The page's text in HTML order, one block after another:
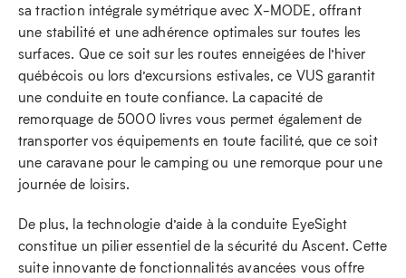
sa traction intégrale symétrique avec X-MODE, offrant
une stabilité et une adhérence optimales sur toutes les
surfaces. Que ce soit sur les routes enneigées de l’hiver
québécois ou lors d’excursions estivales, ce VUS garantit
une conduite en toute confiance. La capacité de
remorquage de 5000 livres vous permet également de
transporter vos équipements en toute facilité, que ce soit
une caravane pour le camping ou une remorque pour une
journée de loisirs.
De plus, la technologie d’aide à la conduite EyeSight
constitue un pilier essentiel de la sécurité du Ascent. Cette
suite innovante de fonctionnalités avancées vous offre